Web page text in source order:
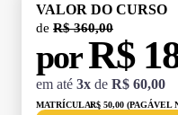
VALOR DO CURSO
de R$ 360,00
porR$
em até 3x de R$ 60,00
MATRÍCULA:R$ 50,00